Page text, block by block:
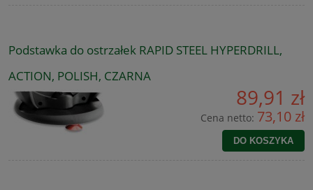
Podstawka do ostrzałek RAPID STEEL HYPERDRILL,
ACTION, POLISH, CZARNA
89,91 zł
Cena netto: 73,10 zł
DO KOSZYKA